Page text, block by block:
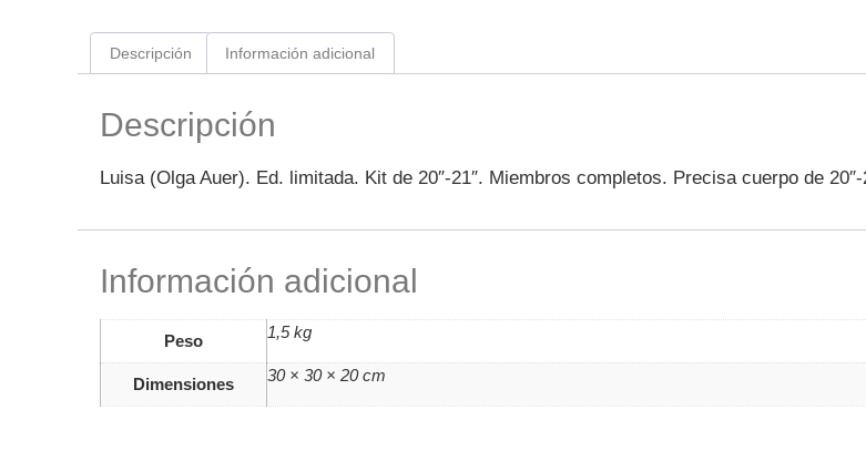
Descripción Información adicional
Descripción
Luisa (Olga Auer). Ed. limitada. Kit de 20″-21″. Miembros completos. Precisa cuerpo de
Información adicional
Peso 1,5 kg
Dimensiones 30 × 30 × 20 cm